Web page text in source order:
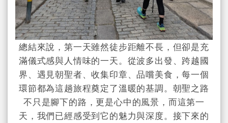
總結來說，第一天雖然徒步距離不長，但卻是充
滿儀式感與人情味的一天。從波多出發、跨越國
界、遇見朝聖者、收集印章、品嚐美食，每一個
環節都為這趟旅程奠定了溫暖的基調。朝聖之路
不只是腳下的路，更是心中的風景，而這第一
天，我們已經感受到它的魅力與深度。接下來的